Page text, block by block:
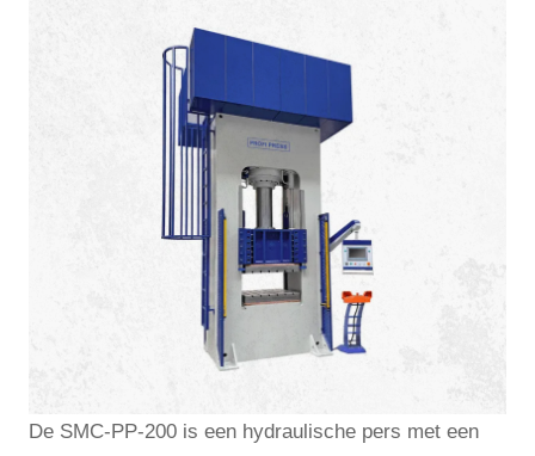
De SMC-PP-200 is een hydraulische pers met een